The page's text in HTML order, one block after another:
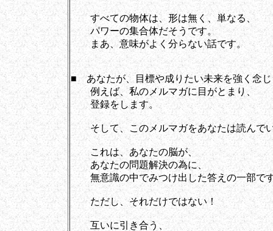
すべての物体は、形は無く、単なる、
パワーの集合体だそうです。
まあ、意味がよく分らない話です。
■ あなたが、目標や成りたい未来を強く念じ
例えば、私のメルマガに目がとまり、
登録をします。
そして、このメルマガをあなたは読んで
これは、あなたの脳が、
あなたの問題解決の為に、
無意識の中でみつけ出した答えの一部で
ただし、それだけではない！
互いに引き合う、